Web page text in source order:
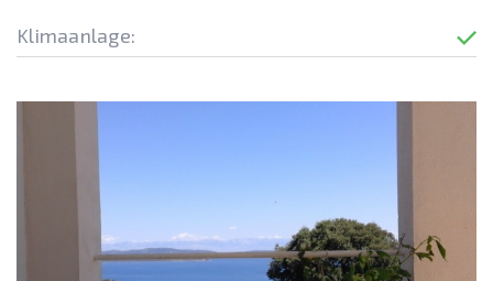
Klimaanlage: